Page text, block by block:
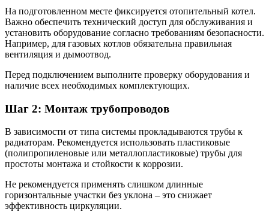
На подготовленном месте фиксируется отопительный котел.
Важно обеспечить технический доступ для обслуживания и
установить оборудование согласно требованиям безопасности.
Например, для газовых котлов обязательна правильная
вентиляция и дымоотвод.
Перед подключением выполните проверку оборудования и
наличие всех необходимых комплектующих.
Шаг 2: Монтаж трубопроводов
В зависимости от типа системы прокладываются трубы к
радиаторам. Рекомендуется использовать пластиковые
(полипропиленовые или металлопластиковые) трубы для
простоты монтажа и стойкости к коррозии.
Не рекомендуется применять слишком длинные
горизонтальные участки без уклона – это снижает
эффективность циркуляции.